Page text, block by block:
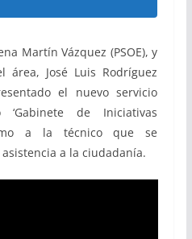
Martín Vázquez (PSOE), y
área, José Luis Rodríguez
el nuevo servicio
‘Gabinete de Iniciativas
a la técnico que se
a la ciudadanía.